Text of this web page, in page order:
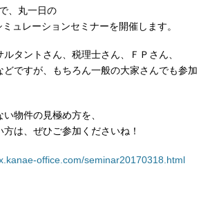
、丸一日の
ュレーションセミナーを開催します。
タントさん、税理士さん、ＦＰさん、
ですが、もちろん一般の大家さんでも参加
物件の見極め方を、
は、ぜひご参加くださいね！
office.com/seminar20170318.html